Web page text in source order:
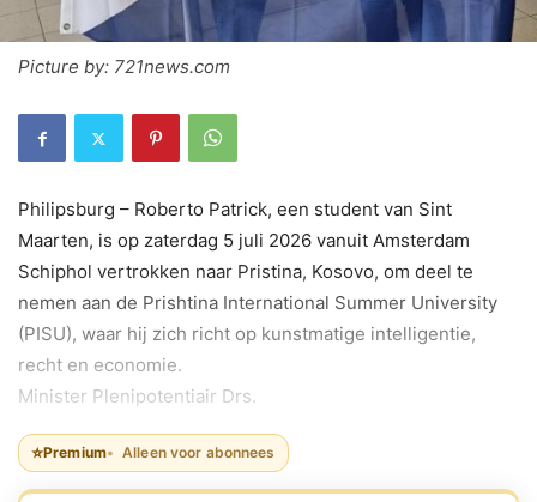
Picture by: 721news.com
Philipsburg – Roberto Patrick, een student van Sint
Maarten, is op zaterdag 5 juli 2026 vanuit Amsterdam
Schiphol vertrokken naar Pristina, Kosovo, om deel te
nemen aan de Prishtina International Summer University
(PISU), waar hij zich richt op kunstmatige intelligentie,
recht en economie.
Minister Plenipotentiair Drs.
⭐Premium Alleen voor abonnees